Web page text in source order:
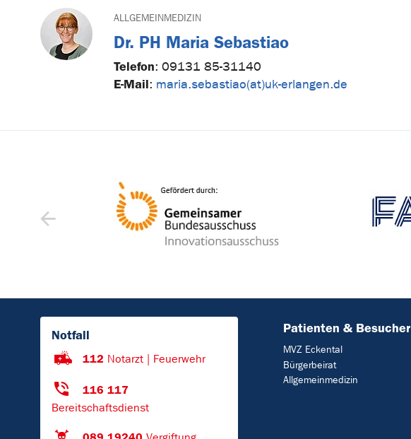
ALLGEMEINMEDIZIN
Dr. PH Maria Sebastiao
Telefon: 09131 85-31140
E-Mail: maria.sebastiao(at)uk-erlangen.de
Notfall
112 Notarzt | Feuerwehr
116 117
Bereitschaftsdienst
Patienten & Besucher
MVZ Eckental
Bürgerbeirat
Allgemeinmedizin